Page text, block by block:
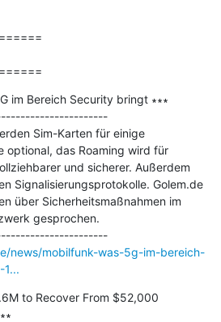
im Bereich Security bringt ∗∗∗
Sim-Karten für einige
optional, das Roaming wird für
und sicherer. Außerdem
Signalisierungsprotokolle. Golem.de
über Sicherheitsmaßnahmen im
gesprochen.
---------------------------------------------
news/mobilfunk-was-5g-im-bereich-
to Recover From $52,000